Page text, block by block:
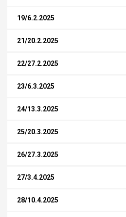
19/6.2.2025
21/20.2.2025
22/27.2.2025
23/6.3.2025
24/13.3.2025
25/20.3.2025
26/27.3.2025
27/3.4.2025
28/10.4.2025